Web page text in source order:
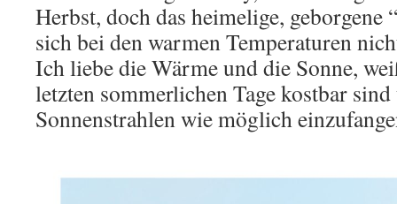
Herbst, doch das heimelige, geborgene
sich bei den warmen Temperaturen
Ich liebe die Wärme und die Sonne,
letzten sommerlichen Tage kostbar
Sonnenstrahlen wie möglich